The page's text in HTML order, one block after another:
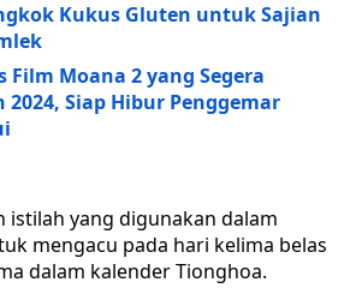
Kukus Gluten untuk Sajian
Film Moana 2 yang Segera
2024, Siap Hibur Penggemar
istilah yang digunakan dalam
mengacu pada hari kelima belas
dalam kalender Tionghoa.